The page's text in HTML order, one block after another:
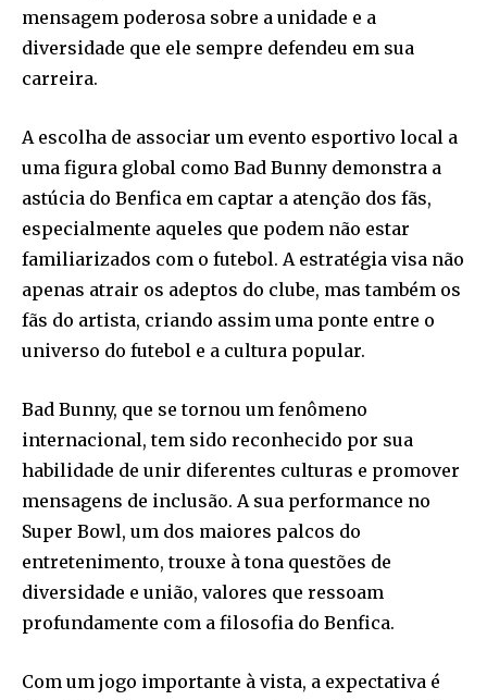
mensagem poderosa sobre a unidade e a
diversidade que ele sempre defendeu em sua
carreira.
A escolha de associar um evento esportivo local a
uma figura global como Bad Bunny demonstra a
astúcia do Benfica em captar a atenção dos fãs,
especialmente aqueles que podem não estar
familiarizados com o futebol. A estratégia visa não
apenas atrair os adeptos do clube, mas também os
fãs do artista, criando assim uma ponte entre o
universo do futebol e a cultura popular.
Bad Bunny, que se tornou um fenômeno
internacional, tem sido reconhecido por sua
habilidade de unir diferentes culturas e promover
mensagens de inclusão. A sua performance no
Super Bowl, um dos maiores palcos do
entretenimento, trouxe à tona questões de
diversidade e união, valores que ressoam
profundamente com a filosofia do Benfica.
Com um jogo importante à vista, a expectativa é